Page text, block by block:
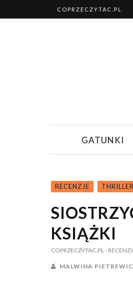
COPRZECZYTAC.PL
GATUNKI
RECENZJE THRILLER
KSIĄŻKI
COPRZECZYTAC.PL-
MALWINA